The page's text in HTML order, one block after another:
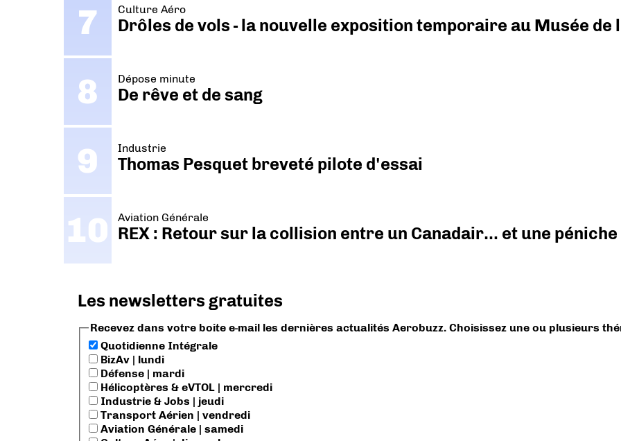
Culture Aéro
Drôles de vols - la nouvelle exposition temporaire au Musée de
Dépose minute
De rêve et de sang
Industrie
Thomas Pesquet breveté pilote d'essai
Aviation Générale
REX : Retour sur la collision entre un Canadair… et une péniche
Les newsletters gratuites
Recevez dans votre boite e-mail les dernières actualités Aerobuzz. Choisissez une ou plusieurs
Quotidienne Intégrale
BizAv | lundi
Défense | mardi
Hélicoptères & eVTOL | mercredi
Industrie & Jobs | jeudi
Transport Aérien | vendredi
Aviation Générale | samedi